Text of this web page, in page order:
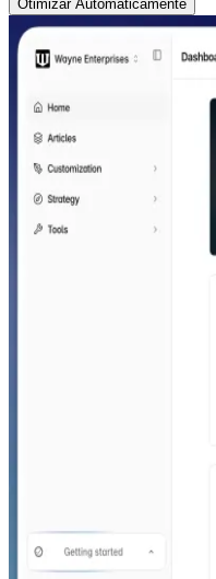
Otimizar Automaticamente